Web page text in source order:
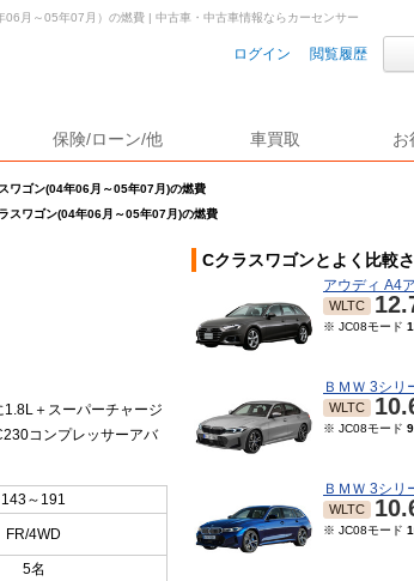
ログイン 閲覧履歴
保険/ローン/他 車買取 お
ワゴン(04年06月～05年07月)の燃費
スワゴン(04年06月～05年07月)の燃費
06月～05年07月）の燃費 | 中古車・中古車情報ならカーセンサー
＋スーパーチャージ
コンプレッサーアバ
143～191
FR/4WD
5名
Cクラスワゴンとよく比較
アウディ A4
WLTC
※ JC08モード
ＢＭＷ 3シリ
WLTC
※ JC08モード
ＢＭＷ 3シリ
WLTC
※ JC08モード